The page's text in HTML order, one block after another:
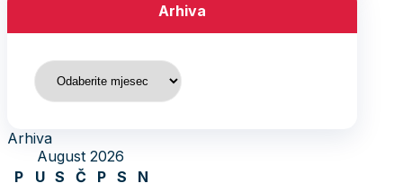
Arhiva
Arhiva
Arhiva
August 2026
P
U S Č P S
N